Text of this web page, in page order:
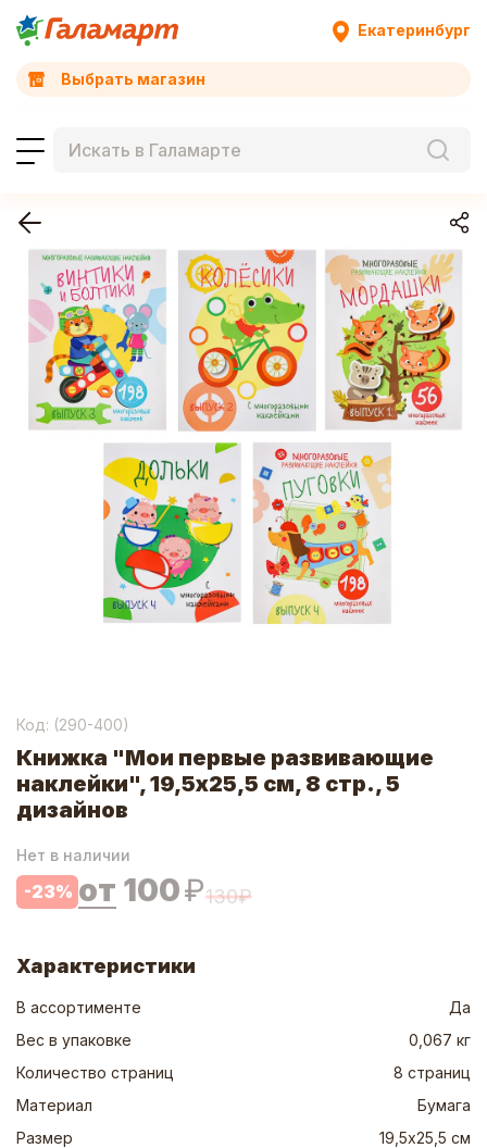
Екатеринбург
Выбрать магазин
Код: (290-400)
Книжка "Мои первые развивающие
наклейки", 19,5х25,5 см, 8 стр., 5
дизайнов
Нет в наличии
-23% от 100₽130₽
Характеристики
В ассортименте
Да
Вес в упаковке
0,067 кг
Количество страниц
8 страниц
Материал
Бумага
Размер
19,5х25,5 см